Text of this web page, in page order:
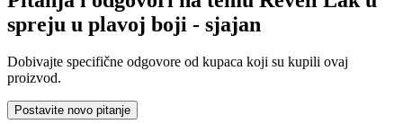
spreju u plavoj boji - sjajan
Dobivajte specifične odgovore od kupaca koji su kupili ovaj
proizvod.
Postavite novo pitanje